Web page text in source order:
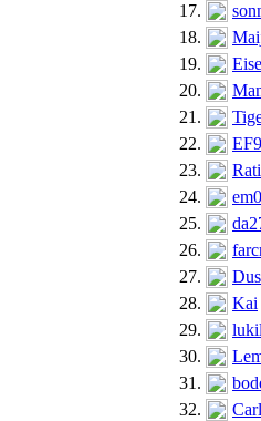
17.
18.
19.
20.
21.
22.
23.
24.
25.
26.
27.
28.
Kai
29.
30.
31.
32.